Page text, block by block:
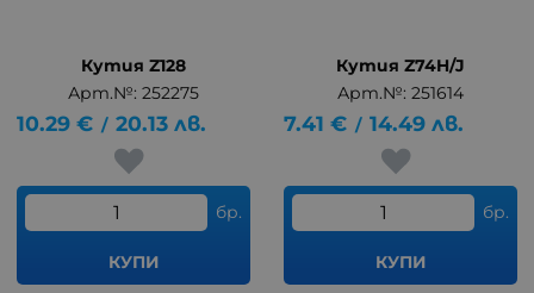
Кутия Z128
Арт.№: 252275
10.29 € / 20.13 лв.
бр.
КУПИ
Кутия Z74H/J
Арт.№: 251614
7.41 € / 14.49 лв.
бр.
КУПИ